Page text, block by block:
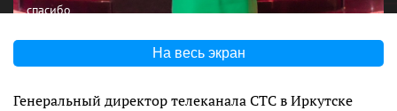
спасибо
На весь экран
Генеральный директор телеканала СТС в Иркутске